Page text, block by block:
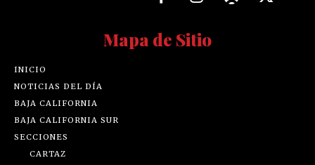
Mapa de Sitio
INICIO
NOTICIAS DEL DÍA
BAJA CALIFORNIA
BAJA CALIFORNIA SUR
SECCIONES
CARTAZ